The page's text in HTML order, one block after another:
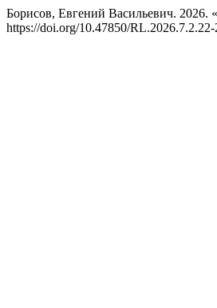
Борисов, Евгений Васильевич. 2026.
https://doi.org/10.47850/RL.2026.7.2.22-